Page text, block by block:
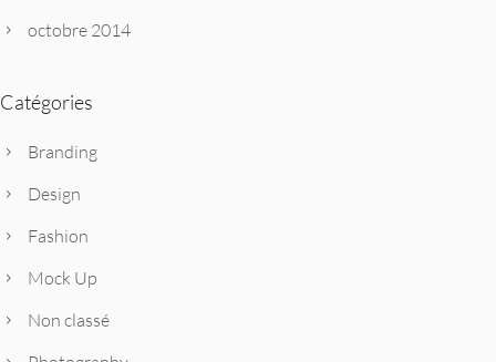
octobre 2014
Catégories
Branding
Design
Fashion
Mock Up
Non classé